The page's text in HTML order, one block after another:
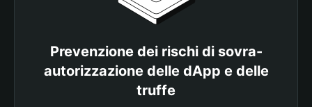
Prevenzione dei rischi di sovra-
autorizzazione delle dApp e delle
truffe